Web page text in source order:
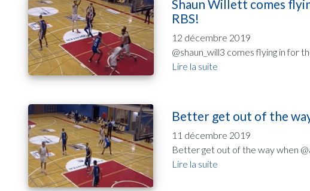
Shaun Willett comes
RBS!
12 décembre 2019
@shaun_will3 comes flying in for
Lire la suite
Better get out of the
11 décembre 2019
Better get out of the way when
Lire la suite